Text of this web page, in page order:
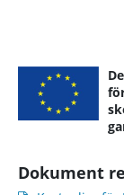
Dokument